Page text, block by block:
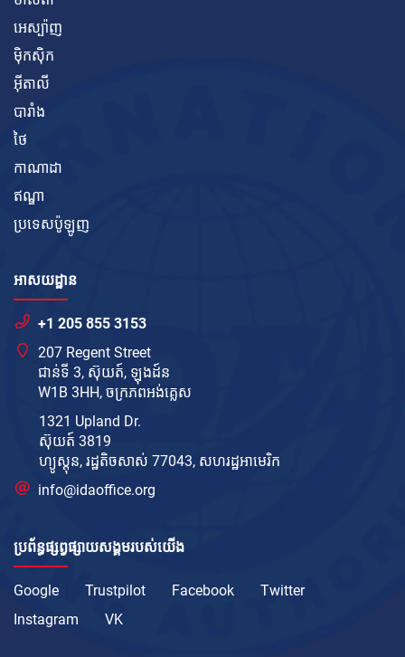
អេស្ប៉ាញ
ម៉ិកស៊ិក
អ៊ីតាលី
បារាំង
ថៃ
កាណាដា
ឥណ្ឌា
ប្រទេសប៉ូឡូញ
អាសយដ្ឋាន
+1 205 855 3153
207 Regent Street
ជាន់ទី 3, ស៊ុយត៍, ឡុងដ៍ន
W1B 3HH, ចក្រភព​អង់គ្លេស
1321 Upland Dr.
ស៊ុយត៍ 3819
ហ្យូស្តុន, រដ្ឋតិចសាស់ 77043, សហរដ្ឋ​អាមេរិក
info@idaoffice.org
ប្រព័ន្ធផ្សព្វផ្សាយសង្គមរបស់យើង
Google Trustpilot Facebook
Twitter
Instagram
VK